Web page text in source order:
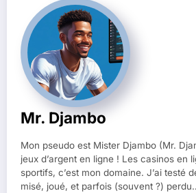
Mr. Djambo
Mon pseudo est Mister Djambo (Mr.
jeux d’argent en ligne ! Les casinos en
sportifs, c’est mon domaine. J’ai testé
misé, joué, et parfois (souvent ?)